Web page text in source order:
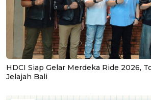
HDCI Siap Gelar Merdeka Ride 2026,
Jelajah Bali